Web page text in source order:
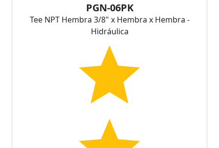
PGN-06PK
Tee NPT Hembra 3/8" x Hembra x Hembra -
Hidráulica